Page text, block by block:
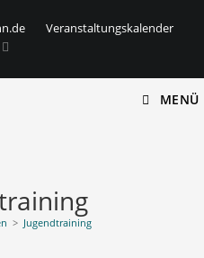
Veranstaltungskalender
MENÜ
> Jugendtraining